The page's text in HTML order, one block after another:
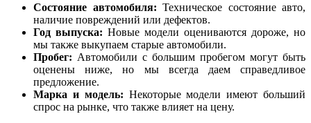
Состояние автомобиля: Техническое состояние авто,
наличие повреждений или дефектов.
Год выпуска: Новые модели оцениваются дороже, но
мы также выкупаем старые автомобили.
Пробег: Автомобили с большим пробегом могут быть
оценены ниже, но мы всегда даем справедливое
предложение.
Марка и модель: Некоторые модели имеют больший
спрос на рынке, что также влияет на цену.